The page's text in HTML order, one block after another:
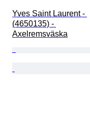
Yves Saint Laurent -
(4650135) -
Axelremsväska